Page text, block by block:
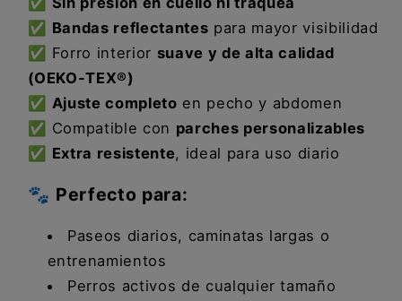
✅ Bandas reflectantes para mayor visibilidad
✅ Forro interior suave y de alta calidad
(OEKO-TEX®)
✅ Ajuste completo en pecho y abdomen
✅ Compatible con parches personalizables
✅ Extra resistente, ideal para uso diario
🐾 Perfecto para:
Paseos diarios, caminatas largas o
entrenamientos
Perros activos de cualquier tamaño